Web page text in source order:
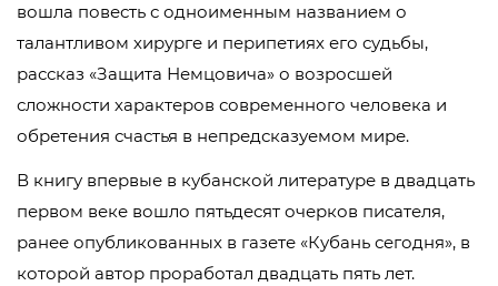
вошла повесть с одноименным названием о
талантливом хирурге и перипетиях его судьбы,
рассказ «Защита Немцовича» о возросшей
сложности характеров современного человека и
обретения счастья в непредсказуемом мире.
В книгу впервые в кубанской литературе в двадцать
первом веке вошло пятьдесят очерков писателя,
ранее опубликованных в газете «Кубань сегодня», в
которой автор проработал двадцать пять лет.